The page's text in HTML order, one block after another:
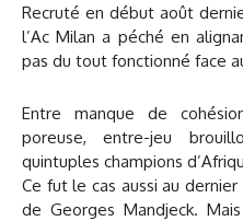
Recruté en début août
l’Ac Milan a péché en
pas du tout fonctionné face
Entre manque de
poreuse, entre-jeu
quintuples champions
Ce fut le cas aussi au
de Georges Mandjeck.